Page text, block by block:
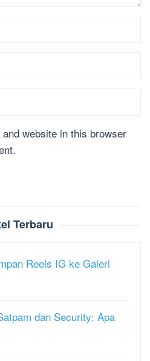
website in this browser
Terbaru
Reels IG ke Galeri
dan Security: Apa